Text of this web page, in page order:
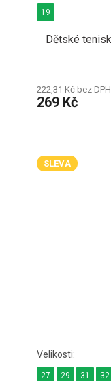
Dětské
222,31 Kč bez DPH
269 Kč
19
SLEVA
27 29 31 32